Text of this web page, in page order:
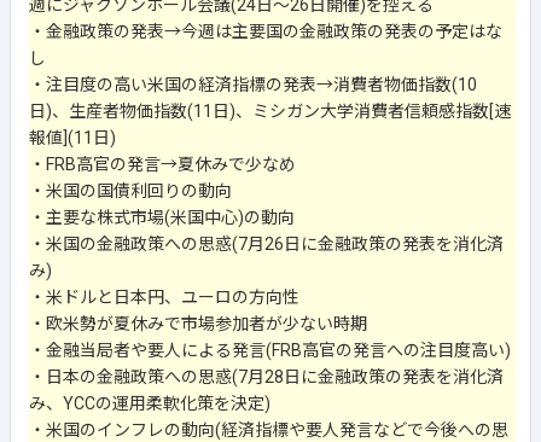
週にジャクソンホール会議(24日～26日開催)を控える
・金融政策の発表→今週は主要国の金融政策の発表の予定はな
し
・注目度の高い米国の経済指標の発表→消費者物価指数(10
日)、生産者物価指数(11日)、ミシガン大学消費者信頼感指数[速
報値](11日)
・FRB高官の発言→夏休みで少なめ
・米国の国債利回りの動向
・主要な株式市場(米国中心)の動向
・米国の金融政策への思惑(7月26日に金融政策の発表を消化済
み)
・米ドルと日本円、ユーロの方向性
・欧米勢が夏休みで市場参加者が少ない時期
・金融当局者や要人による発言(FRB高官の発言への注目度高い)
・日本の金融政策への思惑(7月28日に金融政策の発表を消化済
み、YCCの運用柔軟化策を決定)
・米国のインフレの動向(経済指標や要人発言などで今後への思